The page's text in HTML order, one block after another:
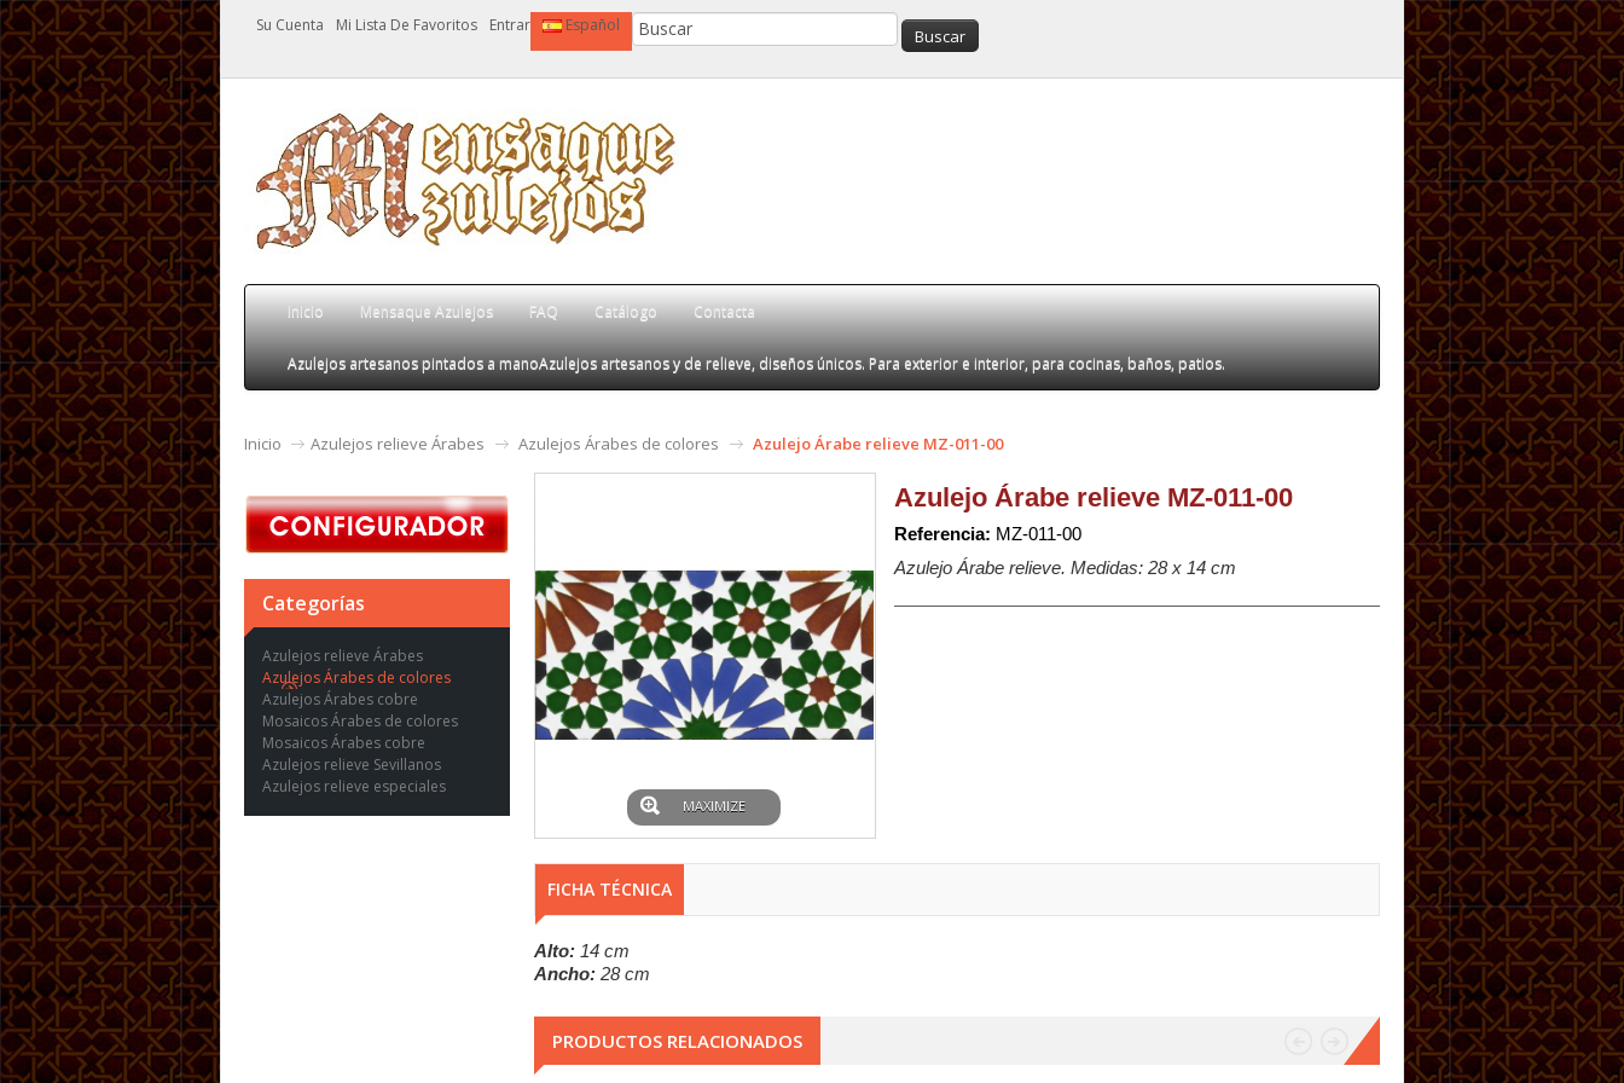
Su Cuenta Mi Lista De Favoritos Entrar Español
Inicio Mensaque Azulejos FAQ Catálogo Contacta
Azulejos artesanos pintados a manoAzulejos artesanos y de relieve, diseños únicos. Para exterior e interior, para cocinas, baños, patios.
Inicio Azulejos relieve Árabes Azulejos Árabes de colores Azulejo Árabe relieve MZ-011-00
Categorías
Azulejos relieve Árabes
Azulejos Árabes de colores
Azulejos Árabes cobre
Mosaicos Árabes de colores
Mosaicos Árabes cobre
Azulejos relieve Sevillanos
Azulejos relieve especiales
MAXIMIZE
Azulejo Árabe relieve MZ-011-00
Referencia: MZ-011-00
Azulejo Árabe relieve. Medidas: 28 x 14 cm
FICHA TÉCNICA
Alto: 14 cm
Ancho: 28 cm
PRODUCTOS RELACIONADOS